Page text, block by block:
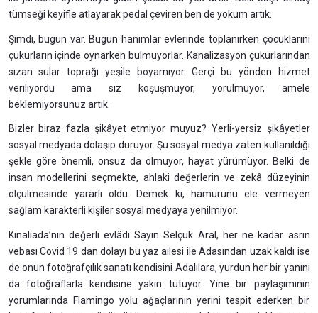
tümseği keyifle atlayarak pedal çeviren ben de yokum artık.
Şimdi, bugün var. Bugün hanımlar evlerinde toplanırken çocuklarını
çukurların içinde oynarken bulmuyorlar. Kanalizasyon çukurlarından
sızan sular toprağı yeşile boyamıyor. Gerçi bu yönden hizmet
veriliyordu ama siz koşuşmuyor, yorulmuyor, amele
beklemiyorsunuz artık.
Bizler biraz fazla şikâyet etmiyor muyuz? Yerli-yersiz şikâyetler
sosyal medyada dolaşıp duruyor. Şu sosyal medya zaten kullanıldığı
şekle göre önemli, onsuz da olmuyor, hayat yürümüyor. Belki de
insan modellerini seçmekte, ahlaki değerlerin ve zekâ düzeyinin
ölçülmesinde yararlı oldu. Demek ki, hamurunu ele vermeyen
sağlam karakterli kişiler sosyal medyaya yenilmiyor.
Kınalıada’nın değerli evlâdı Sayın Selçuk Aral, her ne kadar asrın
vebası Covid 19 dan dolayı bu yaz ailesi ile Adasından uzak kaldı ise
de onun fotoğrafçılık sanatı kendisini Adalılara, yurdun her bir yanını
da fotoğraflarla kendisine yakın tutuyor. Yine bir paylaşımının
yorumlarında Flamingo yolu ağaçlarının yerini tespit ederken bir